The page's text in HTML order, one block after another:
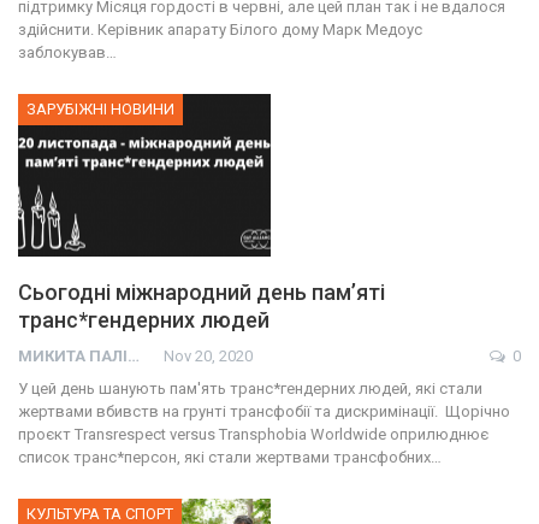
підтримку Місяця гордості в червні, але цей план так і не вдалося
здійснити. Керівник апарату Білого дому Марк Медоус
заблокував…
ЗАРУБІЖНІ НОВИНИ
Сьогодні міжнародний день пам’яті
транс*гендерних людей
МИКИТА ПАЛІЙ Nov 20, 2020
0
У цей день шанують пам'ять транс*гендерних людей, які стали
жертвами вбивств на грунті трансфобії та дискримінації. Щорічно
проєкт Transrespect versus Transphobia Worldwide оприлюднює
список транс*персон, які стали жертвами трансфобних…
КУЛЬТУРА ТА СПОРТ